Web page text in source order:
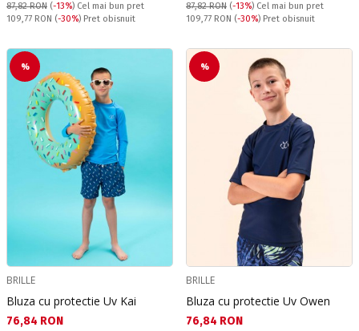
87,82 RON (-13%) Cel mai bun pret
Pret obisnuit:
109,77 RON (-30%) Pret obisnuit
87,82 RON (-13%) Cel mai bun pret
Pret obisnuit:
109,77 RON (-30%) Pret obisnuit
%
BRILLE
Bluza cu protectie Uv Kai
Текуща цена:
76,84 RON
%
BRILLE
Bluza cu protectie Uv Owen
Текуща цена:
76,84 RON